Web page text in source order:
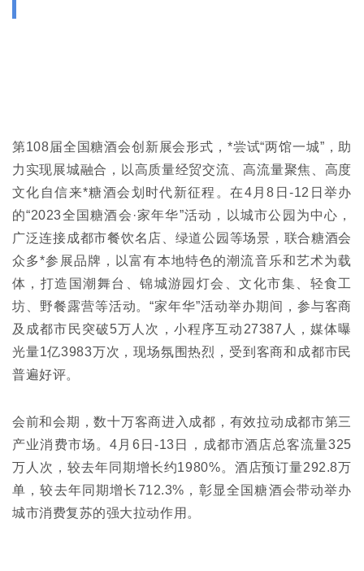
第108届全国糖酒会创新展会形式，*尝试“两馆一城”，助
力实现展城融合，以高质量经贸交流、高流量聚焦、高度
文化自信来*糖酒会划时代新征程。在4月8日-12日举办
的“2023全国糖酒会·家年华”活动，以城市公园为中心，
广泛连接成都市餐饮名店、绿道公园等场景，联合糖酒会
众多*参展品牌，以富有本地特色的潮流音乐和艺术为载
体，打造国潮舞台、锦城游园灯会、文化市集、轻食工
坊、野餐露营等活动。“家年华”活动举办期间，参与客商
及成都市民突破5万人次，小程序互动27387人，媒体曝
光量1亿3983万次，现场氛围热烈，受到客商和成都市民
普遍好评。
会前和会期，数十万客商进入成都，有效拉动成都市第三
产业消费市场。4月6日-13日，成都市酒店总客流量325
万人次，较去年同期增长约1980%。酒店预订量292.8万
单，较去年同期增长712.3%，彰显全国糖酒会带动举办
城市消费复苏的强大拉动作用。